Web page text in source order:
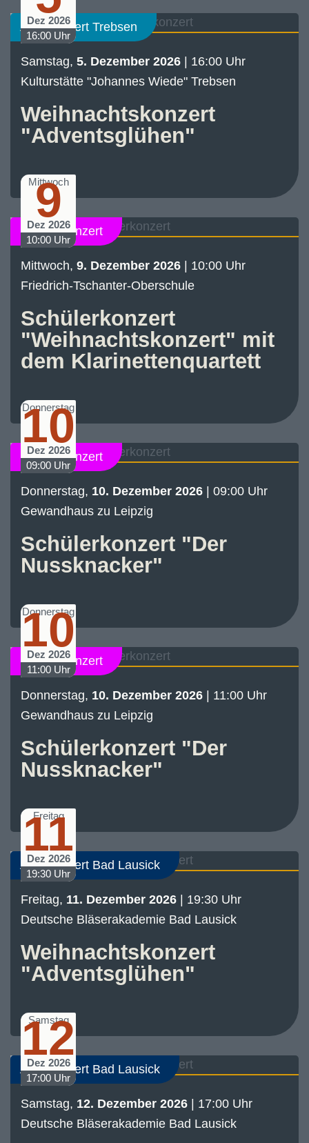
Abo-Konzert Trebsen
Dez 2026
16:00 Uhr
Samstag, 5. Dezember 2026 | 16:00 Uhr
Kulturstätte "Johannes Wiede" Trebsen
Weihnachtskonzert
"Adventsglühen"
Schülerkonzert
Mittwoch
9
Dez 2026
10:00 Uhr
Mittwoch, 9. Dezember 2026 | 10:00 Uhr
Friedrich-Tschanter-Oberschule
Schülerkonzert
"Weihnachtskonzert" mit
dem Klarinettenquartett
Schülerkonzert
Donnerstag
10
Dez 2026
09:00 Uhr
Donnerstag, 10. Dezember 2026 | 09:00 Uhr
Gewandhaus zu Leipzig
Schülerkonzert "Der
Nussknacker"
Schülerkonzert
Donnerstag
10
Dez 2026
11:00 Uhr
Donnerstag, 10. Dezember 2026 | 11:00 Uhr
Gewandhaus zu Leipzig
Schülerkonzert "Der
Nussknacker"
Abo-Konzert Bad Lausick
Freitag
11
Dez 2026
19:30 Uhr
Freitag, 11. Dezember 2026 | 19:30 Uhr
Deutsche Bläserakademie Bad Lausick
Weihnachtskonzert
"Adventsglühen"
Abo-Konzert Bad Lausick
Samstag
12
Dez 2026
17:00 Uhr
Samstag, 12. Dezember 2026 | 17:00 Uhr
Deutsche Bläserakademie Bad Lausick